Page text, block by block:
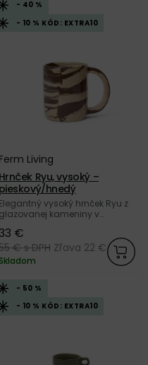
- 40 %
- 10 % KÓD: EXTRA10
Ferm Living
Hrnček Ryu, vysoký –
pieskový/hnedý
Elegantný vysoký hrnček Ryu z
glazovanej kameniny v
dánskej značky Ferm Living.
33 €
€s DPH Zľava 22 €
Skladom
- 50 %
- 10 % KÓD: EXTRA10